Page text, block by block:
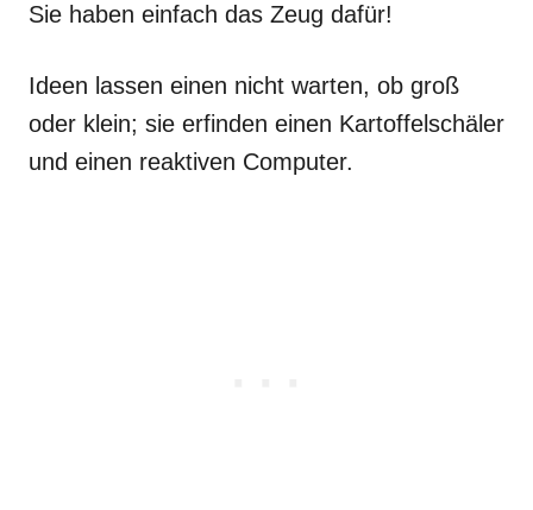
Sie haben einfach das Zeug dafür!
Ideen lassen einen nicht warten, ob groß
oder klein; sie erfinden einen Kartoffelschäler
und einen reaktiven Computer.